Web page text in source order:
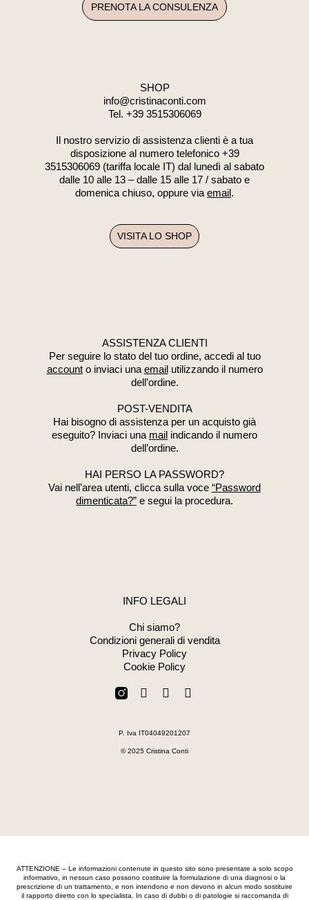
PRENOTA LA CONSULENZA
SHOP
info@cristinaconti.com
Tel. +39 3515306069
Il nostro servizio di assistenza clienti è a tua
disposizione al numero telefonico +39
3515306069 (tariffa locale IT) dal lunedì al sabato
dalle 10 alle 13 – dalle 15 alle 17 / sabato e
domenica chiuso, oppure via email.
VISITA LO SHOP
ASSISTENZA CLIENTI
Per seguire lo stato del tuo ordine, accedi al tuo
accounto inviaci una emailutilizzando il numero
dell’ordine.
POST-VENDITA
Hai bisogno di assistenza per un acquisto già
eseguito? Inviaci una mail indicando il numero
dell’ordine.
HAI PERSO LA PASSWORD?
Vai nell’area utenti, clicca sulla voce “Password
dimenticata?” e segui la procedura.
INFO LEGALI
Chi siamo?
Condizioni generali di vendita
Privacy Policy
Cookie Policy
F
e
o
W
t
a
E
e
o
P. Iva IT04049201207
© 2025 Cristina Conti
ATTENZIONE – Le informazioni contenute in questo sito sono presentate a solo scopo
informativo, in nessun caso possono costituire la formulazione di una diagnosi o la
prescrizione di un trattamento, e non intendono e non devono in alcun modo sostituire
il rapporto diretto con lo specialista. In caso di dubbi o di patologie si raccomanda di